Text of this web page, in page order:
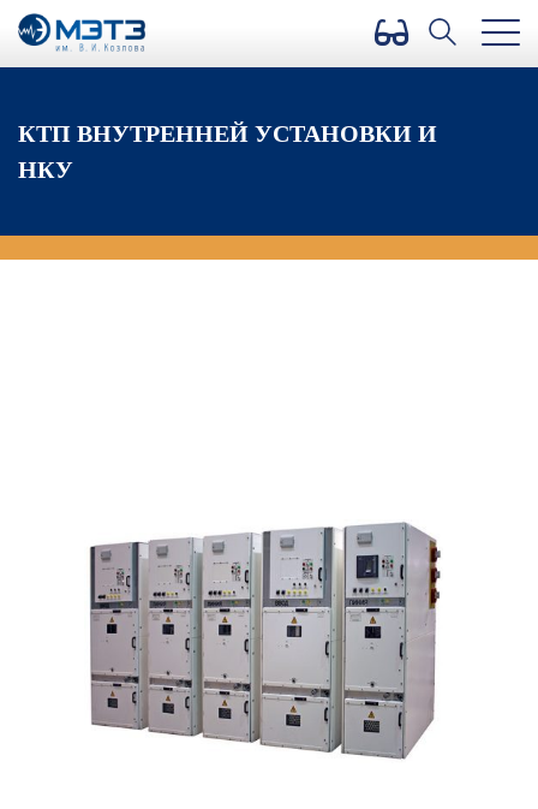
Версия для слабовидящих
КТП ВНУТРЕННЕЙ УСТАНОВКИ И
НКУ